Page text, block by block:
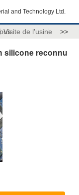
and Technology Ltd.
Visite de l'usine >>
silicone reconnu